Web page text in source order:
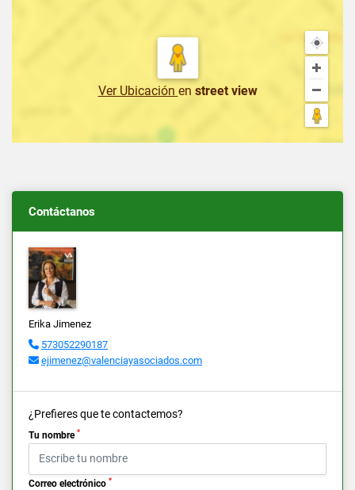
Ver Ubicación en street view
Contáctanos
Erika Jimenez
573052290187
ejimenez@valenciayasociados.com
¿Prefieres que te contactemos?
Tu nombre *
Correo electrónico *